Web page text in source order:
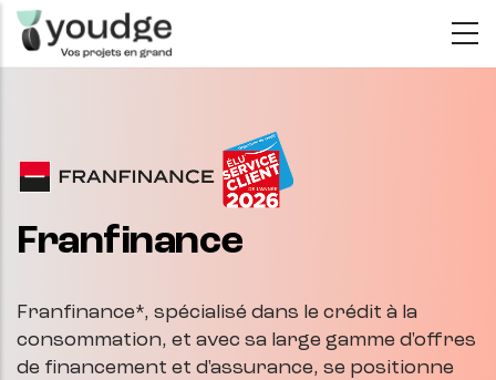
Aller
au
Franfinance
Franfinance*, spécialisé dans le crédit à la
consommation, et avec sa large gamme d'offres
de financement et d'assurance, se positionne